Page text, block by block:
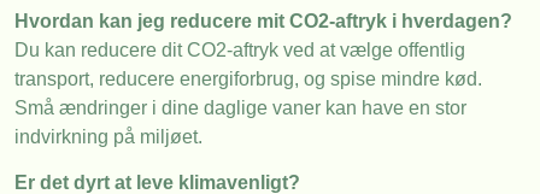
Hvordan kan jeg reducere mit CO2-aftryk i hverdagen?
Du kan reducere dit CO2-aftryk ved at vælge offentlig
transport, reducere energiforbrug, og spise mindre kød.
Små ændringer i dine daglige vaner kan have en stor
indvirkning på miljøet.
Er det dyrt at leve klimavenligt?